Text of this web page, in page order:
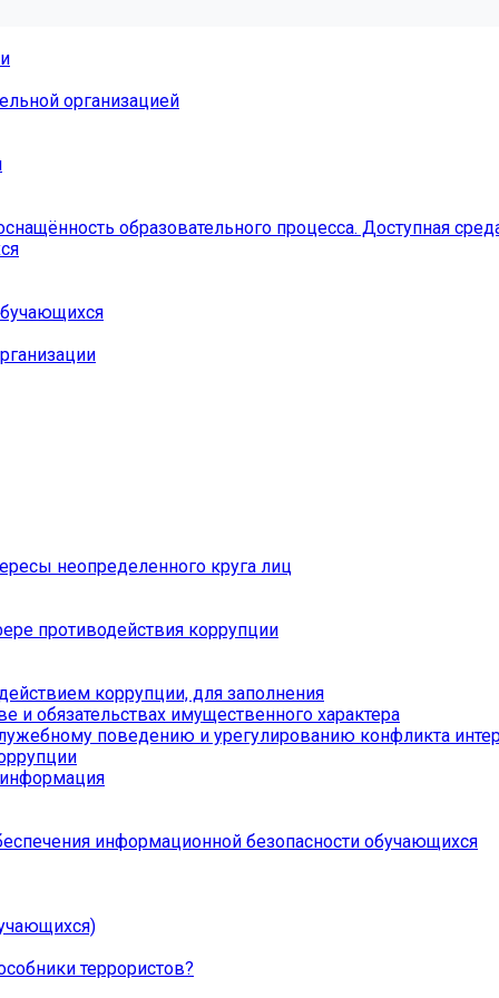
организацией
образовательного процесса. Доступная
неопределенного круга лиц
противодействия коррупции
коррупции, для заполнения
и обязательствах имущественного характера
поведению и урегулированию конфликта
информационной безопасности обучающихся
террористов?